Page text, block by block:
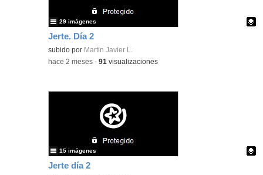
Jerte. Día 2
Contenido educativo.
subido por Martin Javier L.
29 imágenes
-hace 2 meses -91 visualizaciones
Jerte día 2
15 imágenes